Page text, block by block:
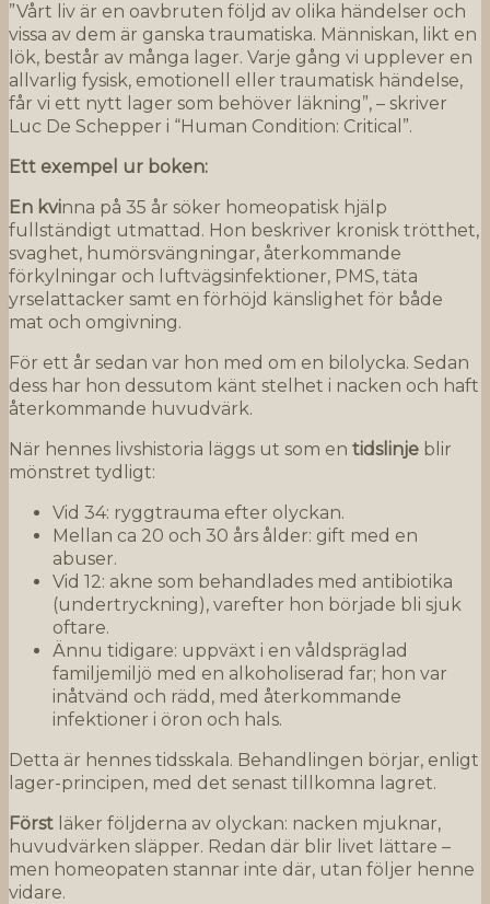
”Vårt liv är en oavbruten följd av olika händelser och
vissa av dem är ganska traumatiska. Människan, likt en
lök, består av många lager. Varje gång vi upplever en
allvarlig fysisk, emotionell eller traumatisk händelse,
får vi ett nytt lager som behöver läkning”, – skriver
Luc De Schepper i “Human Condition: Critical”.
Ett exempel ur boken:
En kvinna på 35 år söker homeopatisk hjälp
fullständigt utmattad. Hon beskriver kronisk trötthet,
svaghet, humörsvängningar, återkommande
förkylningar och luftvägsinfektioner, PMS, täta
yrselattacker samt en förhöjd känslighet för både
mat och omgivning.
För ett år sedan var hon med om en bilolycka. Sedan
dess har hon dessutom känt stelhet i nacken och haft
återkommande huvudvärk.
När hennes livshistoria läggs ut som en tidslinje blir
mönstret tydligt:
Vid 34: ryggtrauma efter olyckan.
Mellan ca 20 och 30 års ålder: gift med en
abuser.
Vid 12: akne som behandlades med antibiotika
(undertryckning), varefter hon började bli sjuk
oftare.
Ännu tidigare: uppväxt i en våldspräglad
familjemiljö med en alkoholiserad far; hon var
inåtvänd och rädd, med återkommande
infektioner i öron och hals.
Detta är hennes tidsskala. Behandlingen börjar, enligt
lager-principen, med det senast tillkomna lagret.
Först läker följderna av olyckan: nacken mjuknar,
huvudvärken släpper. Redan där blir livet lättare –
men homeopaten stannar inte där, utan följer henne
vidare.